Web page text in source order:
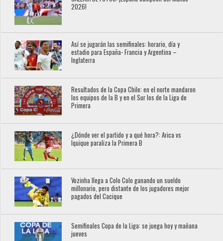
2026!
Así se jugarán las semifinales: horario, día y
estadio para España- Francia y Argentina –
Inglaterra
Resultados de la Copa Chile: en el norte mandaron
los equipos de la B y en el Sur los de la Liga de
Primera
¿Dónde ver el partido y a qué hora?: Arica vs
Iquique paraliza la Primera B
Vozinha llega a Colo Colo ganando un sueldo
millonario, pero distante de los jugadores mejor
pagados del Cacique
Semifinales Copa de la Liga: se juega hoy y mañana
jueves